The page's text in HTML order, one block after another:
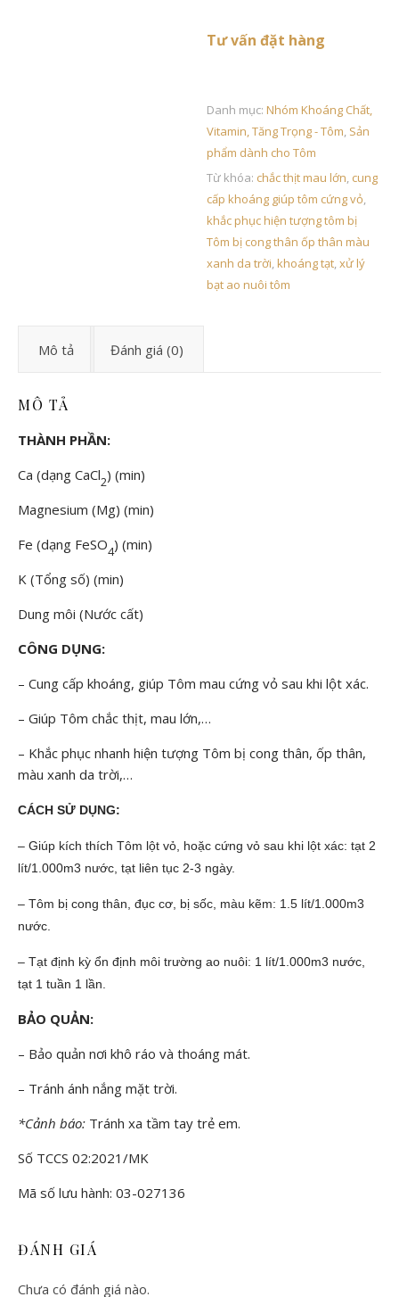
Tư vấn đặt hàng
Danh mục:Nhóm Khoáng Chất,
Vitamin, Tăng Trọng - Tôm, Sản
phẩm dành cho Tôm
Từ khóa: chắc thịt mau lớn, cung
cấp khoáng giúp tôm cứng vỏ,
khắc phục hiện tượng tôm bị
Tôm bị cong thân ốp thân màu
xanh da trời,khoáng tạt,xử lý
bạt ao nuôi tôm
Mô tả Đánh giá (0)
MÔ TẢ
THÀNH PHẦN:
Ca (dạng CaCl2) (min)
Magnesium (Mg) (min)
Fe (dạng FeSO4) (min)
K (Tổng số) (min)
Dung môi (Nước cất)
CÔNG DỤNG:
– Cung cấp khoáng, giúp Tôm mau cứng vỏ sau khi lột xác.
– Giúp Tôm chắc thịt, mau lớn,…
– Khắc phục nhanh hiện tượng Tôm bị cong thân, ốp thân,
màu xanh da trời,…
CÁCH SỬ DỤNG:
– Giúp kích thích Tôm lột vỏ, hoặc cứng vỏ sau khi lột xác: tạt 2
lít/1.000m3 nước, tạt liên tục 2-3 ngày.
– Tôm bị cong thân, đục cơ, bị sốc, màu kẽm: 1.5 lít/1.000m3
nước.
– Tạt định kỳ ổn định môi trường ao nuôi: 1 lít/1.000m3 nước,
tạt 1 tuần 1 lần.
BẢO QUẢN:
– Bảo quản nơi khô ráo và thoáng mát.
– Tránh ánh nắng mặt trời.
*Cảnh báo: Tránh xa tầm tay trẻ em.
Số TCCS 02:2021/MK
Mã số lưu hành: 03-027136
ĐÁNH GIÁ
Chưa có đánh giá nào.